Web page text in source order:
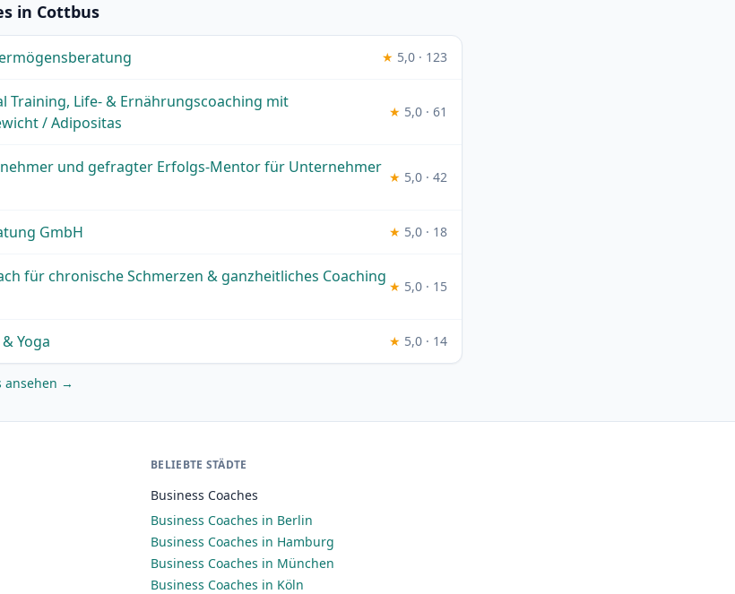
in Cottbus
★ 5,0 · 123
Training, Life- & Ernährungscoaching mit
/ Adipositas
★ 5,0 · 61
und gefragter Erfolgs-Mentor für Unternehmer
★ 5,0 · 42
GmbH ★ 5,0 · 18
für chronische Schmerzen & ganzheitliches Coaching
★ 5,0 · 15
Yoga ★ 5,0 · 14
ansehen →
BELIEBTE STÄDTE
Business Coaches
Business Coaches in Berlin
Business Coaches in Hamburg
Business Coaches in München
Business Coaches in Köln